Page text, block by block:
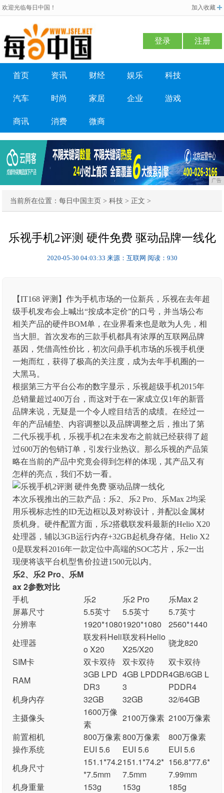
欢迎光临每日中国！ 加入收藏
登录 注册
首页 资讯 财经 娱乐 科技
汽车 时尚 家居 企业 游戏
商讯 消费 微商
广告
当前所在位置：每日中国主页 >科技 > 正文 >
乐视手机2评测 硬件免费 驱动品牌一线化
2020-05-30 04:03:33 来源：互联网 阅读：930
【IT168 评测】作为手机市场的一位新兵，乐视在去年超
级手机发布会上喊出“按成本定价”的口号，并当场公布
相关产品的硬件BOM单，在业界看来也是敢为人先，相
当大胆。首次发布的三款手机都具有浓厚的互联网品牌
基因，凭借高性价比，初次问鼎手机市场的乐视手机便
一炮而红，获得了极高的关注度，成为去年手机圈的一
大黑马。
根据第三方平台公布的数字显示，乐视超级手机2015年
总销量超过400万台，而这对于在一家成立仅1年的新晋
品牌来说，无疑是一个令人瞠目结舌的成绩。在经过一
年的产品铺垫、内容调整以及品牌调整之后，推出了第
二代乐视手机，乐视手机2在未发布之前就已经获得了超
过600万的包销订单，引发行业热议。那么乐视的产品策
略在当前的产品中究竟会得到怎样的体现，其产品又有
怎样的亮点，我们不妨一看。
本次乐视推出的三款产品：乐2、乐2 Pro、乐Max 2均采
用乐视标志性的ID无边框以及对称设计，并配以金属材
质机身。硬件配置方面，乐2搭载联发科最新的Helio X20
处理器，辅以3GB运行内存+32GB起机身存储。Helio X2
0是联发科2016年一款定位中高端的SOC芯片，乐2一出
现便将该平台机型售价拉进1500元以内。
乐2、乐2 Pro、乐M
ax 2参数对比
手机
乐2 乐2 Pro
乐Max 2
屏幕尺寸
5.5英寸 5.5英寸
5.7英寸
分辨率
1920*10801920*1080
2560*1440
处理器
联发科Heli
o X20
联发科Helio
X25/X20
骁龙820
SIM卡
双卡双待 双卡双待
双卡双待
RAM
3GB LPD
DR3
4GB LPDDR
3
4GB/6GB L
PDDR4
机身内存
32GB 32GB
32/64GB
主摄像头
1600万像
素
2100万像素 2100万像素
前置相机
800万像素800万像素
800万像素
操作系统
EUI 5.6 EUI 5.6
EUI 5.6
机身尺寸
151.1*74.2
*7.5mm
151.1*74.2*
7.5mm
156.8*77.6*
7.99mm
机身重量
153g 153g
185g